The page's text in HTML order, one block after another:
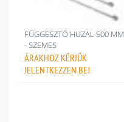
FÜGGESZTŐ HUZAL 500 MM
- SZEMES
ÁRAKHOZ KÉRJÜK
JELENTKEZZEN BE!